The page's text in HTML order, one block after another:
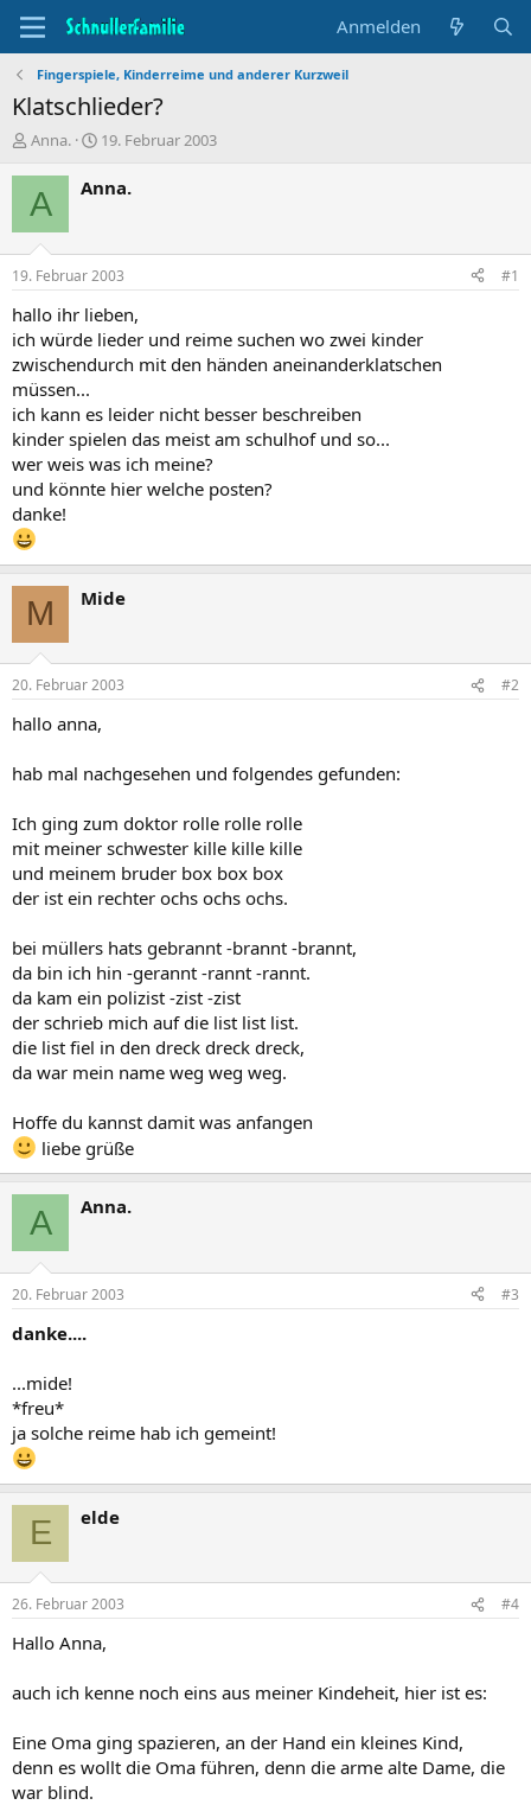
Anmelden
Fingerspiele, Kinderreime und anderer Kurzweil
Klatschlieder?
T
e
m
n
t
a
t
e
r
Anna.
B
g
d
a
t
u
m
19. Februar 2003
A Anna.
19. Februar 2003 #1
hallo ihr lieben,
ich würde lieder und reime suchen wo zwei kinder
zwischendurch mit den händen aneinanderklatschen
müssen...
ich kann es leider nicht besser beschreiben
kinder spielen das meist am schulhof und so...
wer weis was ich meine?
und könnte hier welche posten?
danke!
M Mide
20. Februar 2003 #2
hallo anna,
hab mal nachgesehen und folgendes gefunden:
Ich ging zum doktor rolle rolle rolle
mit meiner schwester kille kille kille
und meinem bruder box box box
der ist ein rechter ochs ochs ochs.
bei müllers hats gebrannt -brannt -brannt,
da bin ich hin -gerannt -rannt -rannt.
da kam ein polizist -zist -zist
der schrieb mich auf die list list list.
die list fiel in den dreck dreck dreck,
da war mein name weg weg weg.
Hoffe du kannst damit was anfangen
liebe grüße
A Anna.
20. Februar 2003 #3
danke....
...mide!
*freu*
ja solche reime hab ich gemeint!
E elde
26. Februar 2003 #4
Hallo Anna,
auch ich kenne noch eins aus meiner Kindeheit, hier ist es:
Eine Oma ging spazieren, an der Hand ein kleines Kind,
denn es wollt die Oma führen, denn die arme alte Dame, die
war blind.